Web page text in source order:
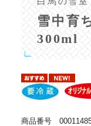
雪中育
300ml
商品番号